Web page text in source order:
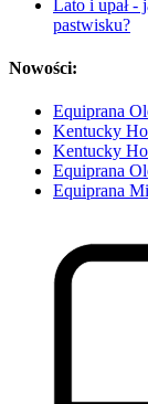
Lato i upał -
pastwisku?
Nowości:
Equiprana
Kentucky
Kentucky
Equiprana
Equiprana